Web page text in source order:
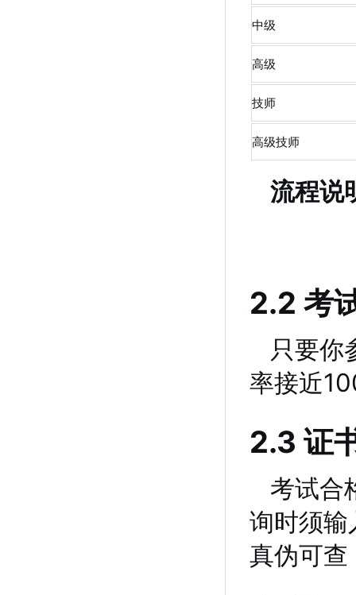
中级
高级
技师
高级技师
流程说
2.2 考
只要你
率接近
2.3 证
考试合
询时须输
真伪可查